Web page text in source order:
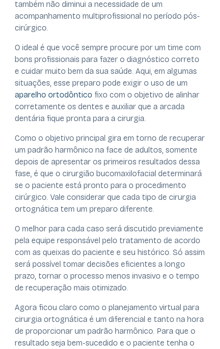
também não diminui a necessidade de um
acompanhamento multiprofissional no período pós-
cirúrgico.
O ideal é que você sempre procure por um time com
bons profissionais para fazer o diagnóstico correto
e cuidar muito bem da sua saúde. Aqui, em algumas
situações, esse preparo pode exigir o uso de um
aparelho ortodôntico fixo com o objetivo de alinhar
corretamente os dentes e auxiliar que a arcada
dentária fique pronta para a cirurgia.
Como o objetivo principal gira em torno de recuperar
um padrão harmônico na face de adultos, somente
depois de apresentar os primeiros resultados dessa
fase, é que o cirurgião bucomaxilofacial determinará
se o paciente está pronto para o procedimento
cirúrgico. Vale considerar que cada tipo de cirurgia
ortognática tem um preparo diferente.
O melhor para cada caso será discutido previamente
pela equipe responsável pelo tratamento de acordo
com as queixas do paciente e seu histórico. Só assim
será possível tomar decisões eficientes a longo
prazo, tornar o processo menos invasivo e o tempo
de recuperação mais otimizado.
Agora ficou claro como o planejamento virtual para
cirurgia ortognática é um diferencial e tanto na hora
de proporcionar um padrão harmônico. Para que o
resultado seja bem-sucedido e o paciente tenha o